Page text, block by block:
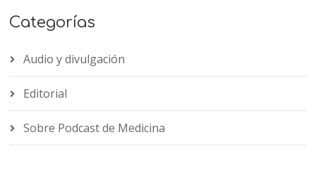
Categorías
Audio y divulgación
Editorial
Sobre Podcast de Medicina